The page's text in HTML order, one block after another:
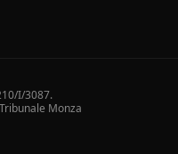
I/3087.
Monza